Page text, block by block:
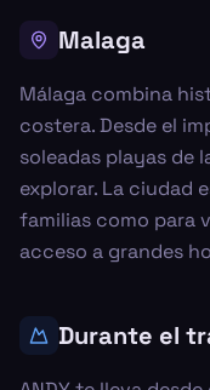
Malaga
Málaga combina
costera. Desde el
soleadas playas de
explorar. La ciudad
familias como para
acceso a grandes
Durante el